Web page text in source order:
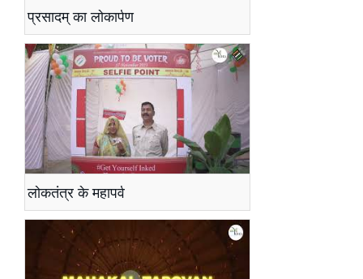
प्रसादम् का लोकार्पण
लोकतंत्र के महापर्व